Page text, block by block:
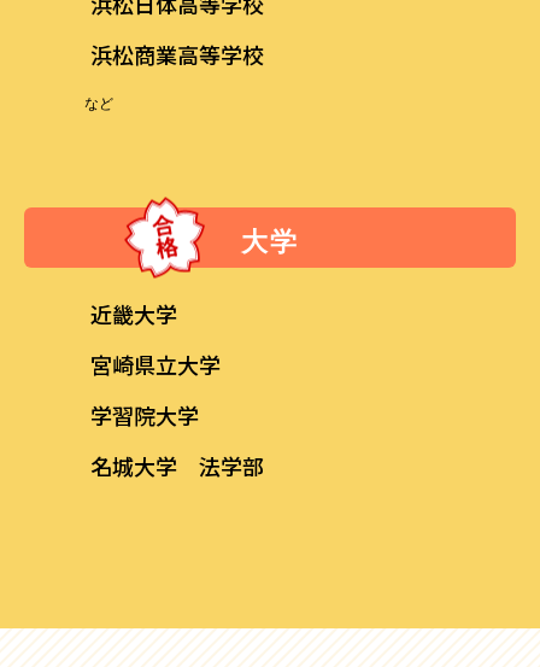
浜松商業高等学校
など
大学
近畿大学
宮崎県立大学
学習院大学
名城大学 法学部